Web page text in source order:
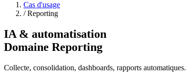
Cas d'usage
/Reporting
IA & automatisation
Domaine Reporting
Collecte, consolidation, dashboards, rapports automatiques.